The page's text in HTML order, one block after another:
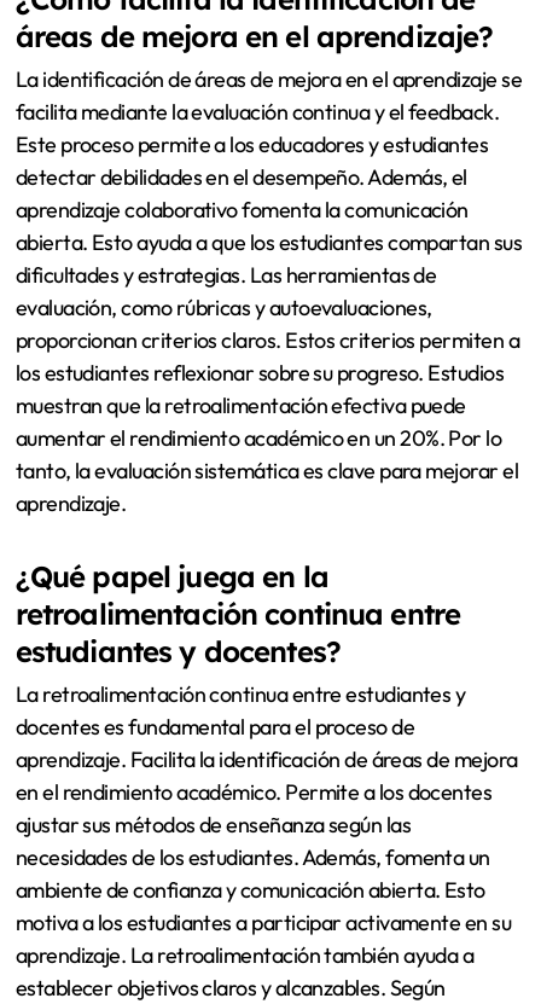
áreas de mejora en el aprendizaje?
La identificación de áreas de mejora en el aprendizaje se
facilita mediante la evaluación continua y el feedback.
Este proceso permite a los educadores y estudiantes
detectar debilidades en el desempeño. Además, el
aprendizaje colaborativo fomenta la comunicación
abierta. Esto ayuda a que los estudiantes compartan sus
dificultades y estrategias. Las herramientas de
evaluación, como rúbricas y autoevaluaciones,
proporcionan criterios claros. Estos criterios permiten a
los estudiantes reflexionar sobre su progreso. Estudios
muestran que la retroalimentación efectiva puede
aumentar el rendimiento académico en un 20%. Por lo
tanto, la evaluación sistemática es clave para mejorar el
aprendizaje.
¿Qué papel juega en la
retroalimentación continua entre
estudiantes y docentes?
La retroalimentación continua entre estudiantes y
docentes es fundamental para el proceso de
aprendizaje. Facilita la identificación de áreas de mejora
en el rendimiento académico. Permite a los docentes
ajustar sus métodos de enseñanza según las
necesidades de los estudiantes. Además, fomenta un
ambiente de confianza y comunicación abierta. Esto
motiva a los estudiantes a participar activamente en su
aprendizaje. La retroalimentación también ayuda a
establecer objetivos claros y alcanzables. Según